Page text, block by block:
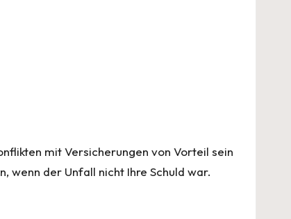
mit Versicherungen von Vorteil sein
wenn der Unfall nicht Ihre Schuld war.